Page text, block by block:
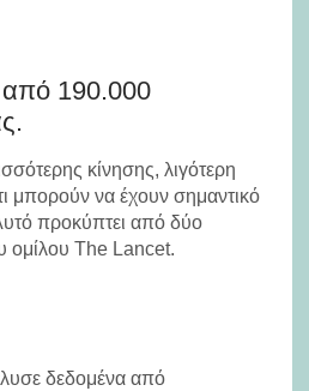
από 190.000
κίνησης, λιγότερη
μπορούν να έχουν σημαντικό
προκύπτει από δύο
ομίλου The Lancet.
δεδομένα από